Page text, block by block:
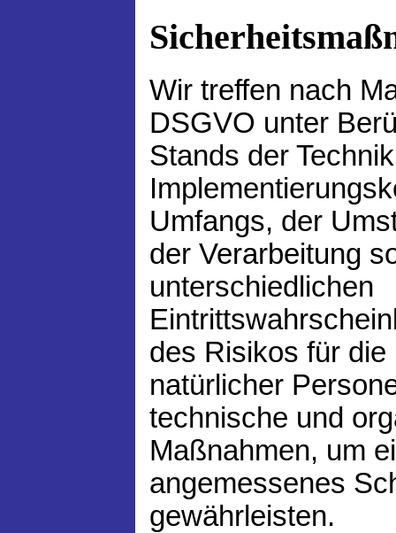
Wir treffen nach
DSGVO unter
Stands der
Umfangs, der
der Verarbeitung
unterschiedlichen
des Risikos für
natürlicher
technische und
Maßnahmen, um
angemessenes
gewährleisten.